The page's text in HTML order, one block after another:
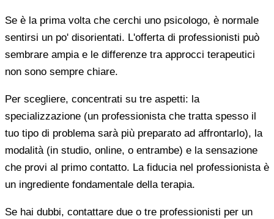
Se è la prima volta che cerchi uno psicologo, è normale
sentirsi un po' disorientati. L'offerta di professionisti può
sembrare ampia e le differenze tra approcci terapeutici
non sono sempre chiare.
Per scegliere, concentrati su tre aspetti: la
specializzazione (un professionista che tratta spesso il
tuo tipo di problema sarà più preparato ad affrontarlo), la
modalità (in studio, online, o entrambe) e la sensazione
che provi al primo contatto. La fiducia nel professionista è
un ingrediente fondamentale della terapia.
Se hai dubbi, contattare due o tre professionisti per un